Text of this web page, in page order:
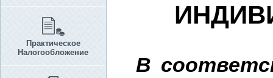
Практическое
Налогообложение
В